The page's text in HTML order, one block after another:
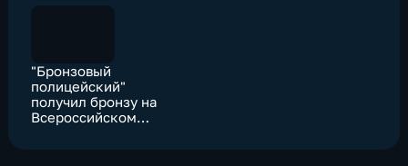
"Бронзовый
полицейский"
получил бронзу на
Всероссийском